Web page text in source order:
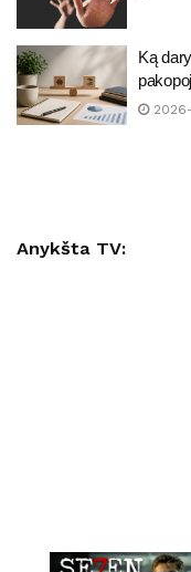
Ką
Anykšta TV: